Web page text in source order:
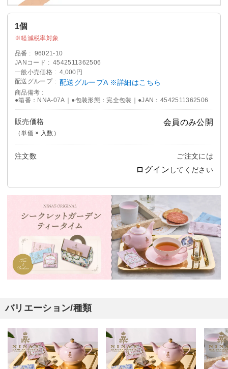
1個
軽減税率対象
品番
96021-10
JANコード
4542511362506
一般小売価格
4,000円
配送グループ
配送グループA ※詳細はこちら
商品備考
●箱番：NNA-07A｜●包装形態：完全包装｜●JAN：4542511362506
販売価格
（単価 × 入数）
会員のみ公開
注文数 ご注文には
ログイン してください
バリエーション/種類